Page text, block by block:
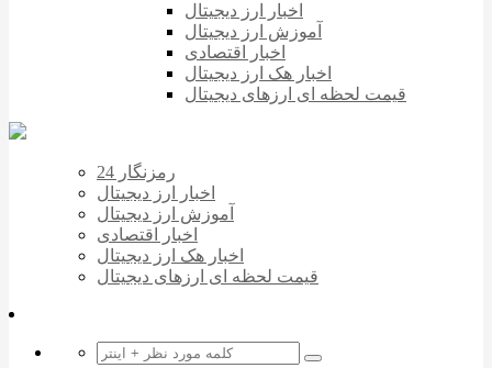
اخبار ارز دیجیتال
آموزش ارز دیجیتال
اخبار اقتصادی
اخبار هک ارز دیجیتال
قیمت لحظه ای ارزهای دیجیتال
رمزنگار 24
اخبار ارز دیجیتال
آموزش ارز دیجیتال
اخبار اقتصادی
اخبار هک ارز دیجیتال
قیمت لحظه ای ارزهای دیجیتال